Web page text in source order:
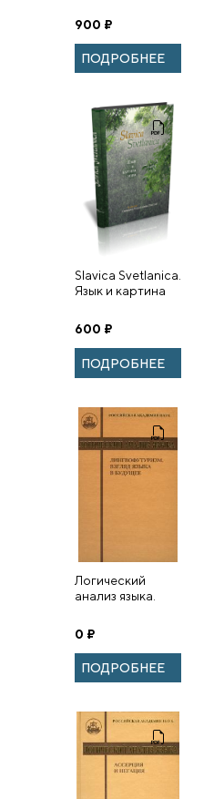
дискурса
900 ₽
ПОДРОБНЕЕ
Slavica Svetlanica.
Язык и картина
Светланы
Михайловны
Толстой.
600 ₽
ПОДРОБНЕЕ
Логический
анализ языка.
Взгляд языка в
будущее
0 ₽
ПОДРОБНЕЕ